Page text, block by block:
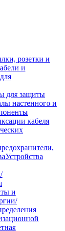
розетки и
и
для защиты
настенного и
кабеля
Устройства
и